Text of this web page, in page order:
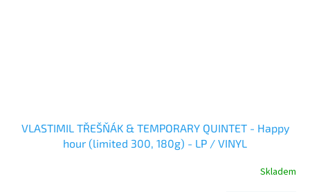
VLASTIMIL TŘEŠŇÁK & TEMPORARY QUINTET - Happy
hour (limited 300, 180g) - LP / VINYL
Skladem